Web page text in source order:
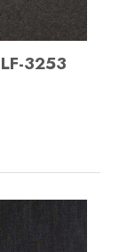
LF-3253